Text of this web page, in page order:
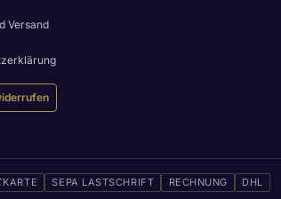
Versand
SEPA LASTSCHRIFT RECHNUNG DHL